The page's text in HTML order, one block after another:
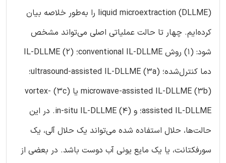
liquid microextraction (DLLME) را به‌طور خلاصه بیان
کرده‌ایم. چهار تا حالت عملیاتی اصلی می‌تواند مشخص
شود: (1) روش conventional IL-DLLME؛ (2) IL-DLLME
دما کنترل‌شده؛ (3a) ultrasound-assisted IL-DLLME؛
(3b) microwave-assisted IL-DLLME یا (3c) vortex-
assisted IL-DLLME؛ و (4) in-situ IL-DLLME. در این
حالت‌ها، حلال استفاده شده می‌تواند یک حلال آلی، یک
سورفکتانت، یا یک مایع یونی آب دوست باشد. در بعضی از